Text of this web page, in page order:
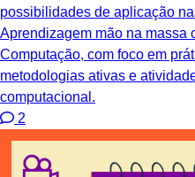
possibilidades de aplicação
Aprendizagem mão na massa
Computação, com foco em
metodologias ativas e
computacional.
2